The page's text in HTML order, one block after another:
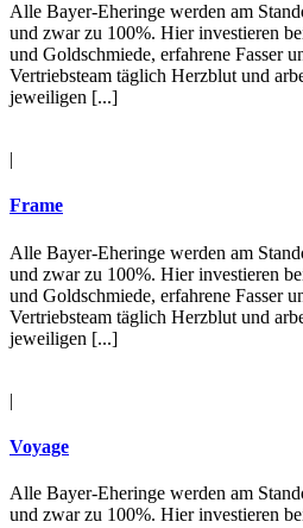
Alle Bayer-Eheringe werden am
und zwar zu 100%. Hier investieren
und Goldschmiede, erfahrene Fasser
Vertriebsteam täglich Herzblut und
jeweiligen [...]
|
Frame
Alle Bayer-Eheringe werden am
und zwar zu 100%. Hier investieren
und Goldschmiede, erfahrene Fasser
Vertriebsteam täglich Herzblut und
jeweiligen [...]
|
Voyage
Alle Bayer-Eheringe werden am
und zwar zu 100%. Hier investieren